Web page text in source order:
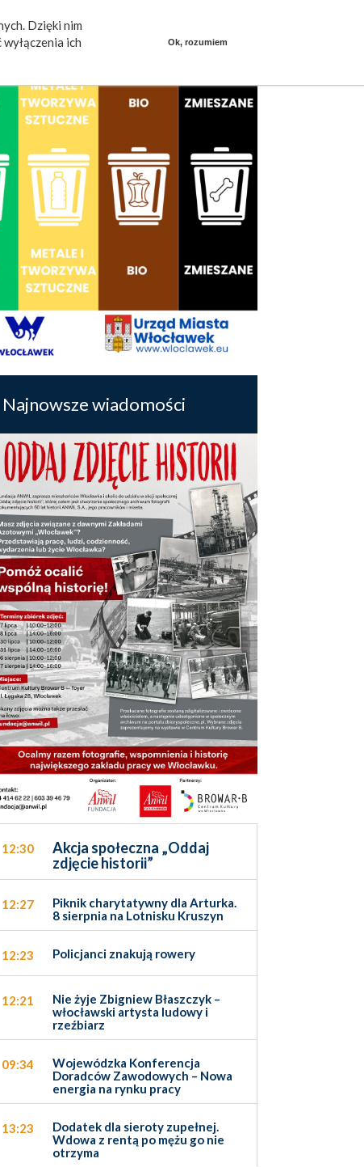
Dzięki nim
ich
Ok, rozumiem
mówią
Najnowsze wiadomości
12:30
Akcja społeczna „Oddaj
zdjęcie historii”
12:27
Piknik charytatywny dla Arturka.
8 sierpnia na Lotnisku Kruszyn
12:23 Policjanci znakują rowery
12:21
Nie żyje Zbigniew Błaszczyk –
włocławski artysta ludowy i
rzeźbiarz
09:34
Wojewódzka Konferencja
Doradców Zawodowych – Nowa
energia na rynku pracy
13:23
Dodatek dla sieroty zupełnej.
Wdowa z rentą po mężu go nie
otrzyma